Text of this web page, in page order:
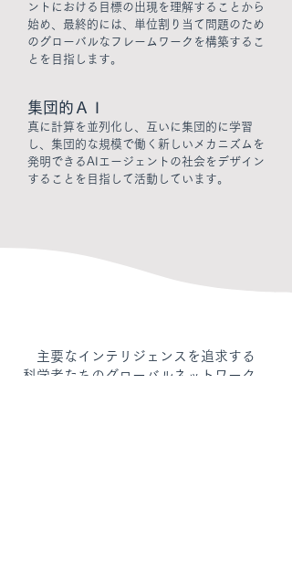
ントにおける目標の出現を理解することから
始め、最終的には、単位割り当て問題のため
のグローバルなフレームワークを構築するこ
とを目指します。
集団的ＡＩ
真に計算を並列化し、互いに集団的に学習
し、集団的な規模で働く新しいメカニズムを
発明できるAIエージェントの社会をデザイン
することを目指して活動しています。
主要なインテリジェンスを追求する
科学者たちのグローバルネットワーク。